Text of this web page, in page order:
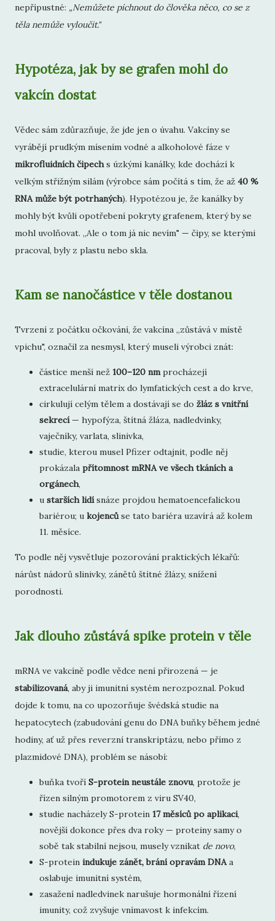
nepřípustné: „Nemůžete píchnout do člověka něco, co se z
těla nemůže vyloučit."
Hypotéza, jak by se grafen mohl do
vakcín dostat
Vědec sám zdůrazňuje, že jde jen o úvahu. Vakcíny se
vyrábějí prudkým mísením vodné a alkoholové fáze v
mikrofluidních čipechs úzkými kanálky, kde dochází k
velkým střižným silám (výrobce sám počítá s tím, že až 40 %
RNA může být potrhaných). Hypotézou je, že kanálky by
mohly být kvůli opotřebení pokryty grafenem, který by se
mohl uvolňovat. „Ale o tom já nic nevím" — čipy, se kterými
pracoval, byly z plastu nebo skla.
Kam se nanočástice v těle dostanou
Tvrzení z počátku očkování, že vakcína „zůstává v místě
vpichu", označil za nesmysl, který museli výrobci znát:
částice menší než 100–120 nmprocházejí
extracelulární matrix do lymfatických cest a do krve,
cirkulují celým tělem a dostávají se do žláz s vnitřní
sekrecí— hypofýza, štítná žláza, nadledvinky,
vaječníky, varlata, slinivka,
studie, kterou musel Pfizer odtajnit, podle něj
prokázala přítomnost mRNA ve všech tkáních a
orgánech,
u starších lidísnáze projdou hematoencefalickou
bariérou; u kojencůse tato bariéra uzavírá až kolem
11. měsíce.
To podle něj vysvětluje pozorování praktických lékařů:
nárůst nádorů slinivky, zánětů štítné žlázy, snížení
porodnosti.
Jak dlouho zůstává spike protein v těle
mRNA ve vakcíně podle vědce není přirozená — je
stabilizovaná, aby ji imunitní systém nerozpoznal. Pokud
dojde k tomu, na co upozorňuje švédská studie na
hepatocytech (zabudování genu do DNA buňky během jedné
hodiny, ať už přes reverzní transkriptázu, nebo přímo z
plazmidové DNA), problém se násobí:
buňka tvoří S-protein neustále znovu, protože je
řízen silným promotorem z viru SV40,
studie nacházely S-protein 17 měsíců po aplikaci,
novější dokonce přes dva roky — proteiny samy o
sobě tak stabilní nejsou, musely vznikat de novo,
S-protein indukuje zánět, brání opravám DNA a
oslabuje imunitní systém,
zasažení nadledvinek narušuje hormonální řízení
imunity, což zvyšuje vnímavost k infekcím.